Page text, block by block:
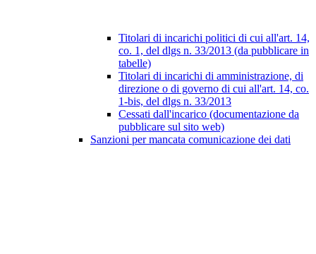
Titolari di incarichi politici di cui all'art. 14,
co. 1, del dlgs n. 33/2013 (da pubblicare in
tabelle)
Titolari di incarichi di amministrazione, di
direzione o di governo di cui all'art. 14, co.
1-bis, del dlgs n. 33/2013
Cessati dall'incarico (documentazione da
pubblicare sul sito web)
Sanzioni per mancata comunicazione dei dati